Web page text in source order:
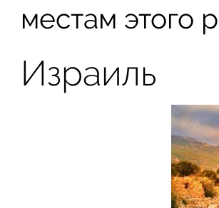
местам этого
Израиль